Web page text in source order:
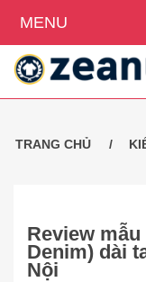
TRANG CHỦ
Review
Denim) dài
Nội